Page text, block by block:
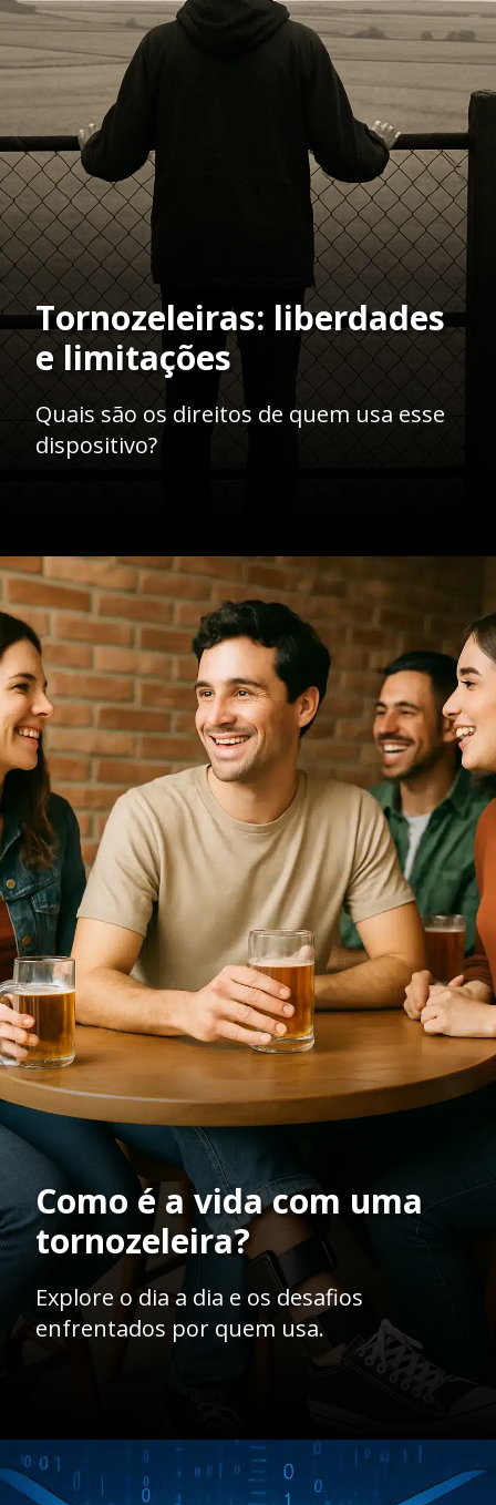
Tornozeleiras: liberdades
e limitações
Quais são os direitos de quem usa esse
dispositivo?
Openinghttps://ademilsoncs.adv.br/
Como é a vida com uma
tornozeleira?
Explore o dia a dia e os desafios
enfrentados por quem usa.
Opening https://ademilsoncs.adv.br/